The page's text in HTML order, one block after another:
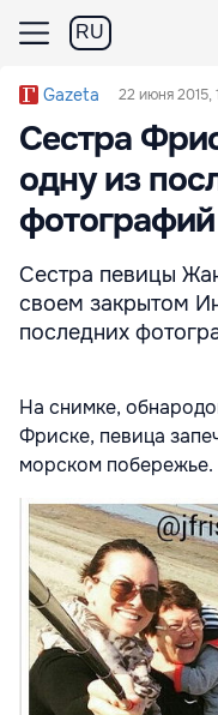
RU
Gazeta 22 июня 2015,
Сестра
одну из
Сестра певицы
своем закрытом
последних
На снимке,
Фриске, певица
морском побережье.